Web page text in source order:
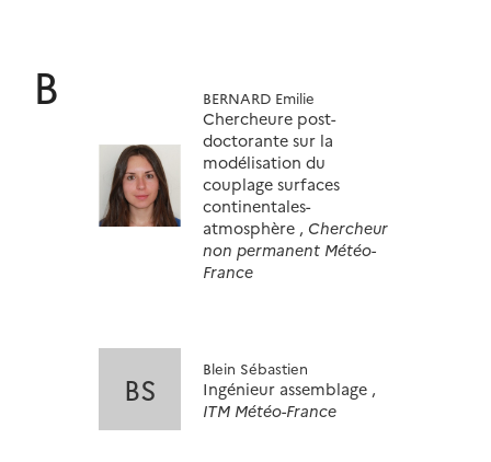
B BERNARD Emilie
Chercheure post-
doctorante sur la
modélisation du
couplage surfaces
continentales-
atmosphère , Chercheur
non permanent Météo-
France
BS
Blein Sébastien
Ingénieur assemblage ,
ITM Météo-France